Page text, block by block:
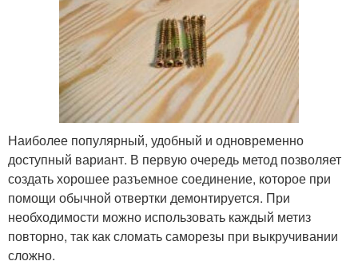
Наиболее популярный, удобный и одновременно
доступный вариант. В первую очередь метод позволяет
создать хорошее разъемное соединение, которое при
помощи обычной отвертки демонтируется. При
необходимости можно использовать каждый метиз
повторно, так как сломать саморезы при выкручивании
сложно.